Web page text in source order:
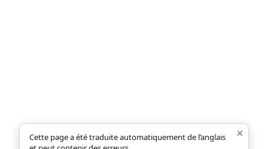
×
Cette page a été traduite automatiquement de l’anglais